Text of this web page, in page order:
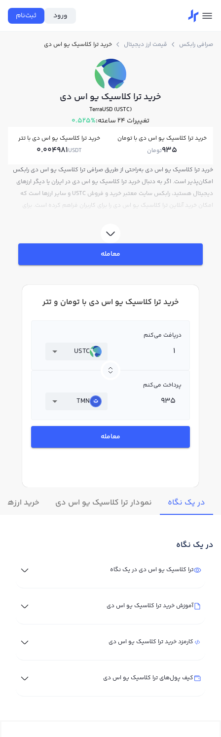
ورود ثبت‌نام
صرافی رابکس قیمت ارز دیجیتال خرید ترا کلاسیک یو اس دی
خرید ترا کلاسیک یو اس دی
TerraUSD (USTC)
تغییرات ۲۴ ساعته: 0.525%
خرید ترا کلاسیک یو اس دی با تومان
935تومان
خرید ترا کلاسیک یو اس دی با تتر
0.004981USDT
خرید ترا کلاسیک یو اس دی به‌راحتی از طریق صرافی ترا کلاسیک یو اس دی رابکس
امکان‌پذیر است. اگر به دنبال خرید ترا کلاسیک یو اس دی در ایران یا دیگر ارزهای
دیجیتال هستید، رابکس سایت معتبر خرید و فروش USTC و سایر ارزها است که
امکان خرید آنلاین ترا کلاسیک یو اس دی را برای کاربران فراهم کرده است. برای
یو اس دی استفاده کنید و پس از ثبت‌نام و احراز هویت، به خرید و فروش ترا
کلاسیک یو اس دی USTC بپردازید. در بازار رابکس، قیمت لحظه‌ای، نمودار و امکانات
فروش ترا کلاسیک یو اس دی نیز در دسترس شما قرار دارد تا بتوانید تصمیمات
بهتری در معاملات خود بگیرید.
معامله
خرید ترا کلاسیک یو اس دی با تومان و تتر
دریافت می‌کنم
USTC
پرداخت می‌کنم
TMN
معامله
در یک نگاه نمودار ترا کلاسیک یو اس دی خرید
در یک نگاه
ترا کلاسیک یو اس دی در یک نگاه
آموزش خرید ترا کلاسیک یو اس دی
کارمزد خرید ترا کلاسیک یو اس دی
کیف پول‌های ترا کلاسیک یو اس دی